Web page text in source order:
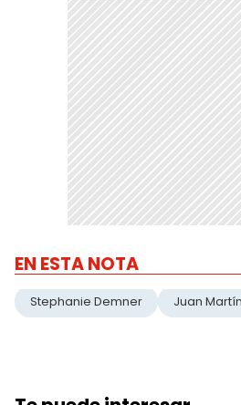
EN ESTA NOTA
Stephanie Demner Juan